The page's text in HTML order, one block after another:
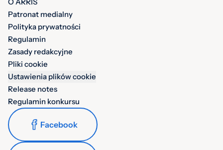
O ARRIS
Patronat medialny
Polityka prywatności
Regulamin
Zasady redakcyjne
Pliki cookie
Ustawienia plików cookie
Release notes
Regulamin konkursu
Facebook